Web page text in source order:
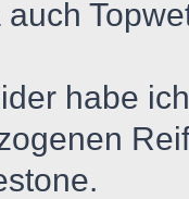
habe